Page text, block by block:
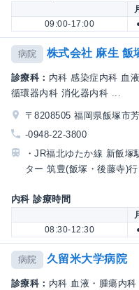
09:00-17:00
病院 株式会社 麻生 飯
診療科： 内科 感染症内科 血
循環器内科 消化器内科 ...
〒8208505 福岡県飯塚市
-0948-22-3800
・JR福北ゆたか線 新飯
ター 筑豊(飯塚・後藤寺)
内科 診療時間
08:30-12:30
病院 久留米大学病院
診療科： 内科 血液・腫瘍内